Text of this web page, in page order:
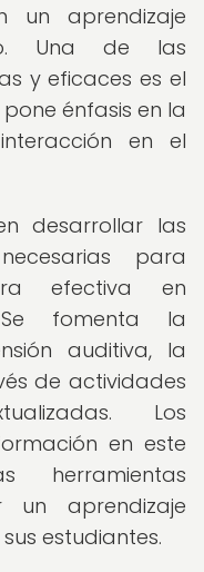
un aprendizaje
Una de las
y eficaces es el
énfasis en la
en el
desarrollar las
para
efectiva en
Se fomenta la
auditiva, la
de actividades
Los
en este
herramientas
un aprendizaje
estudiantes.